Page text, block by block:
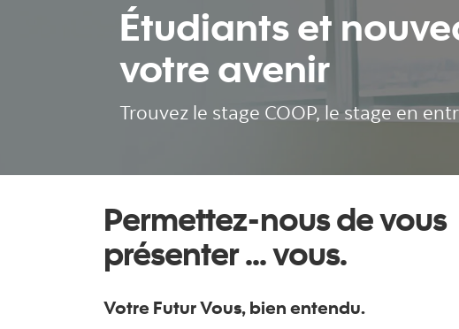
Étudiants et
votre avenir
Trouvez le stage COOP, le stage en
Permettez-nous de vous
présenter ... vous.
Votre Futur Vous, bien entendu.